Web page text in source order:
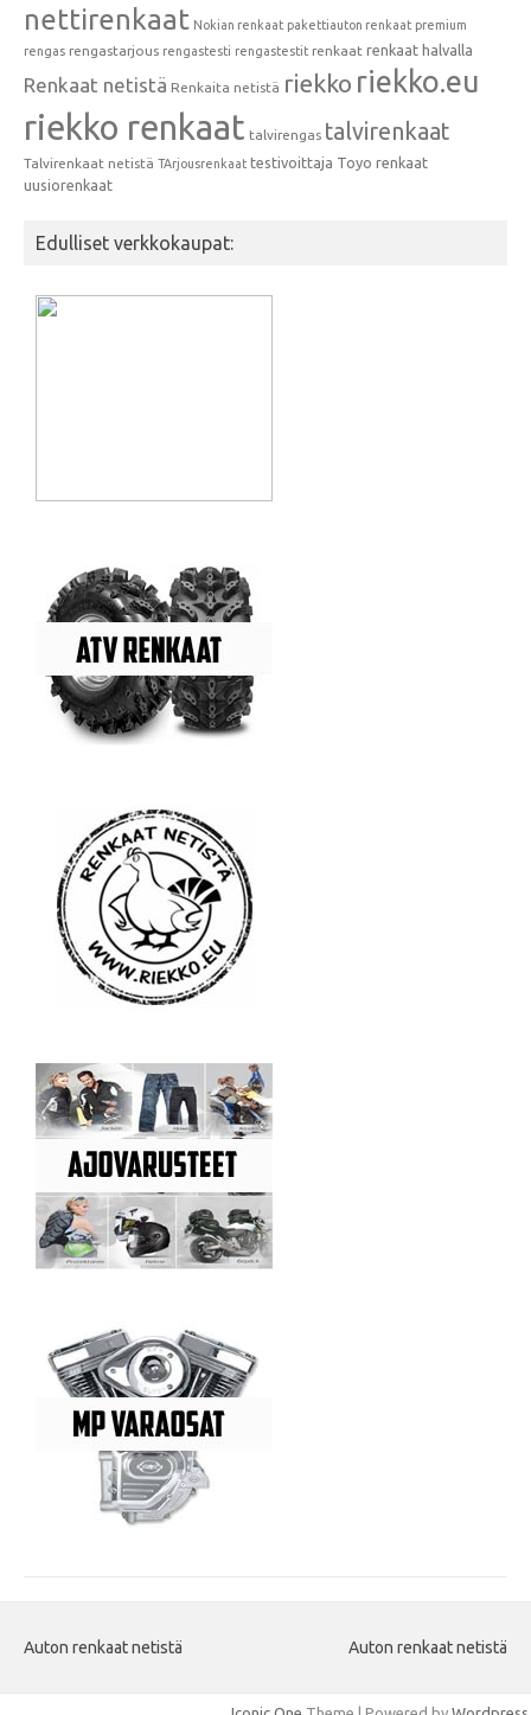
nettirenkaat Nokian renkaat pakettiauton renkaat premium
rengas rengastarjous rengastesti rengastestit renkaat renkaat halvalla
Renkaat netistä Renkaita netistä riekko riekko.eu
riekko renkaat talvirengas talvirenkaat
Talvirenkaat netistä TArjousrenkaat testivoittaja Toyo renkaat
uusiorenkaat
Edulliset verkkokaupat:
Auton renkaat netistä Auton renkaat netistä